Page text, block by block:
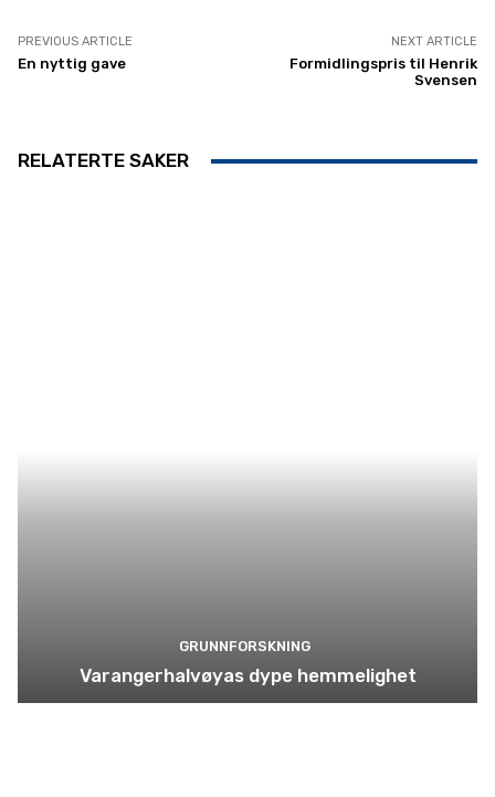
PREVIOUS ARTICLE
En nyttig gave
NEXT ARTICLE
Formidlingspris til Henrik
Svensen
RELATERTE SAKER
GRUNNFORSKNING
Varangerhalvøyas dype hemmelighet